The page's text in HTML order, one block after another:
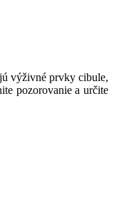
výživné prvky cibule,
pozorovanie a určite